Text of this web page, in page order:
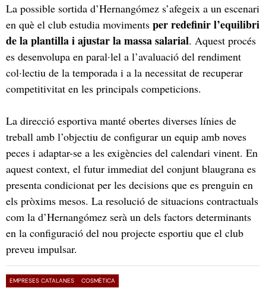
La possible sortida d’Hernangómez s’afegeix a un escenari
en què el club estudia moviments per redefinir l’equilibri
de la plantilla i ajustar la massa salarial. Aquest procés
es desenvolupa en paral·lel a l’avaluació del rendiment
col·lectiu de la temporada i a la necessitat de recuperar
competitivitat en les principals competicions.
La direcció esportiva manté obertes diverses línies de
treball amb l’objectiu de configurar un equip amb noves
peces i adaptar-se a les exigències del calendari vinent. En
aquest context, el futur immediat del conjunt blaugrana es
presenta condicionat per les decisions que es prenguin en
els pròxims mesos. La resolució de situacions contractuals
com la d’Hernangómez serà un dels factors determinants
en la configuració del nou projecte esportiu que el club
preveu impulsar.
EMPRESES CATALANES COSMÈTICA